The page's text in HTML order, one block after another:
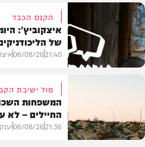
חדשות
הקנס הכבד
איצקוביץ':
של
21:40
06/08/26
מול ישיבת
המשפחות
החיילים – לא על טראמפ"
21:36
06/08/26